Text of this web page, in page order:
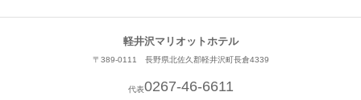
軽井沢マリオットホテル
〒389-0111 長野県北佐久郡軽井沢町長倉4339
代表0267-46-6611